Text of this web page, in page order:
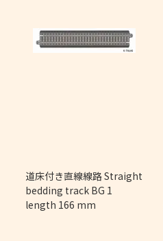
道床付き直線線路 Straight
bedding track BG 1
length 166 mm